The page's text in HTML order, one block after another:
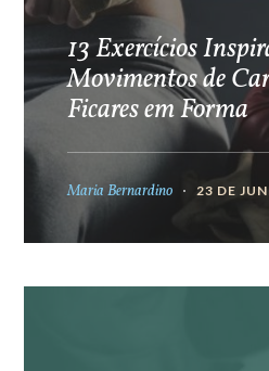
13 Exercícios
Movimentos de
Ficares em Forma
Maria Bernardino 23 DE